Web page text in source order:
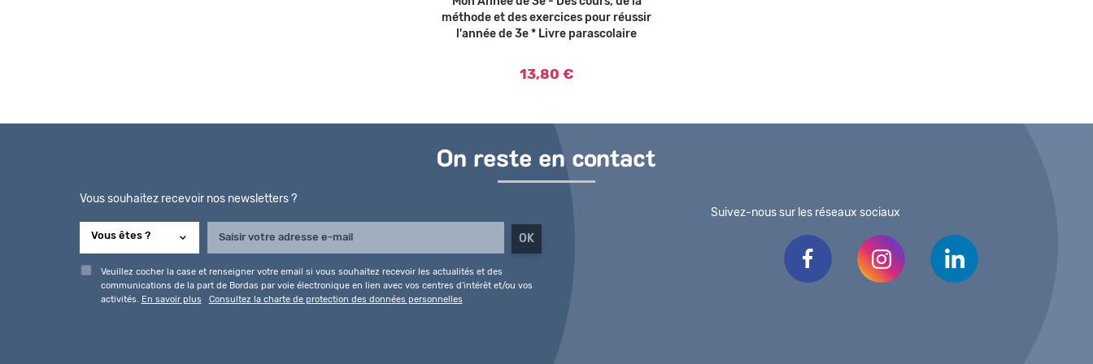
méthode et des exercices pour réussir
l'année de 3e * Livre parascolaire
13,80 €
On reste en contact
Vous souhaitez recevoir nos newsletters ?
Veuillez cocher la case et renseigner votre email si vous souhaitez recevoir les actualités et des
communications de la part de Bordas par voie électronique en lien avec vos centres d'intérêt et/ou vos
activités.
En savoir plus Consultez la charte de protection des données personnelles
Suivez-nous sur les réseaux sociaux